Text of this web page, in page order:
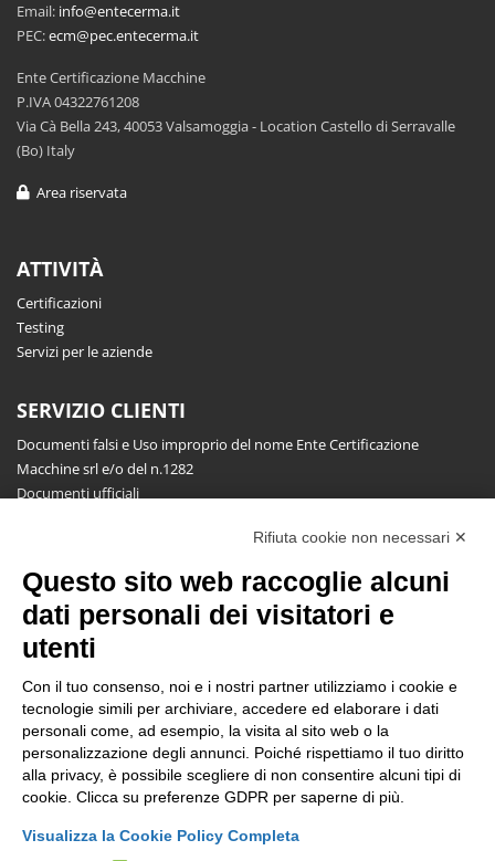
Email: info@entecerma.it
PEC:ecm@pec.entecerma.it
Ente Certificazione Macchine
P.IVA 04322761208
Via Cà Bella 243, 40053 Valsamoggia - Location Castello di Serravalle
(Bo) Italy
Area riservata
ATTIVITÀ
Certificazioni
Testing
Servizi per le aziende
SERVIZIO CLIENTI
Documenti falsi e Uso improprio del nome Ente Certificazione
Macchine srl e/o del n.1282
Documenti ufficiali
NEWSLETTER
Resta aggiornato gratuitamente su tutte le novità.
Cliccando su Iscriviti dichiari di aver letto e accettato l'Informativa
Rifiuta cookie non necessari ✕
Questo sito web raccoglie alcuni
dati personali dei visitatori e
utenti
Con il tuo consenso, noi e i nostri partner utilizziamo i cookie e
tecnologie simili per archiviare, accedere ed elaborare i dati
personali come, ad esempio, la visita al sito web o la
personalizzazione degli annunci. Poiché rispettiamo il tuo diritto
alla privacy, è possibile scegliere di non consentire alcuni tipi di
cookie. Clicca su preferenze GDPR per saperne di più.
Visualizza la Cookie Policy Completa